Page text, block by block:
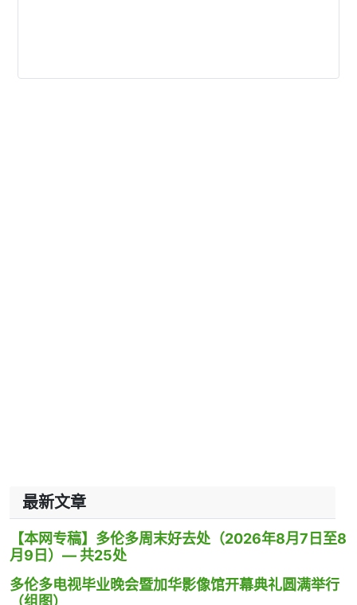
最新文章
【本网专稿】多伦多周末好去处（2026年8月7日至8
月9日）— 共25处
多伦多电视毕业晚会暨加华影像馆开幕典礼圆满举行
（组图）